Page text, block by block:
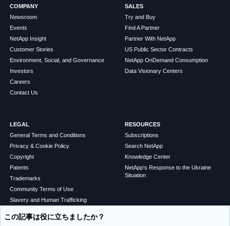
この記事は役に立ちましたか？
COMPANY
Newsroom
Events
NetApp Insight
Customer Stories
Environment, Social, and Governance
Investors
Careers
Contact Us
SALES
Try and Buy
Find A Partner
Partner With NetApp
US Public Sector Contracts
NetApp OnDemand Consumption
Data Visionary Centers
LEGAL
General Terms and Conditions
Privacy & Cookie Policy
Copyright
Patents
Trademarks
Community Terms of Use
Slavery and Human Trafficking
Statement
Accessibility
RESOURCES
Subscriptions
Search NetApp
Knowledge Center
NetApp's Response to the Ukraine
Situation